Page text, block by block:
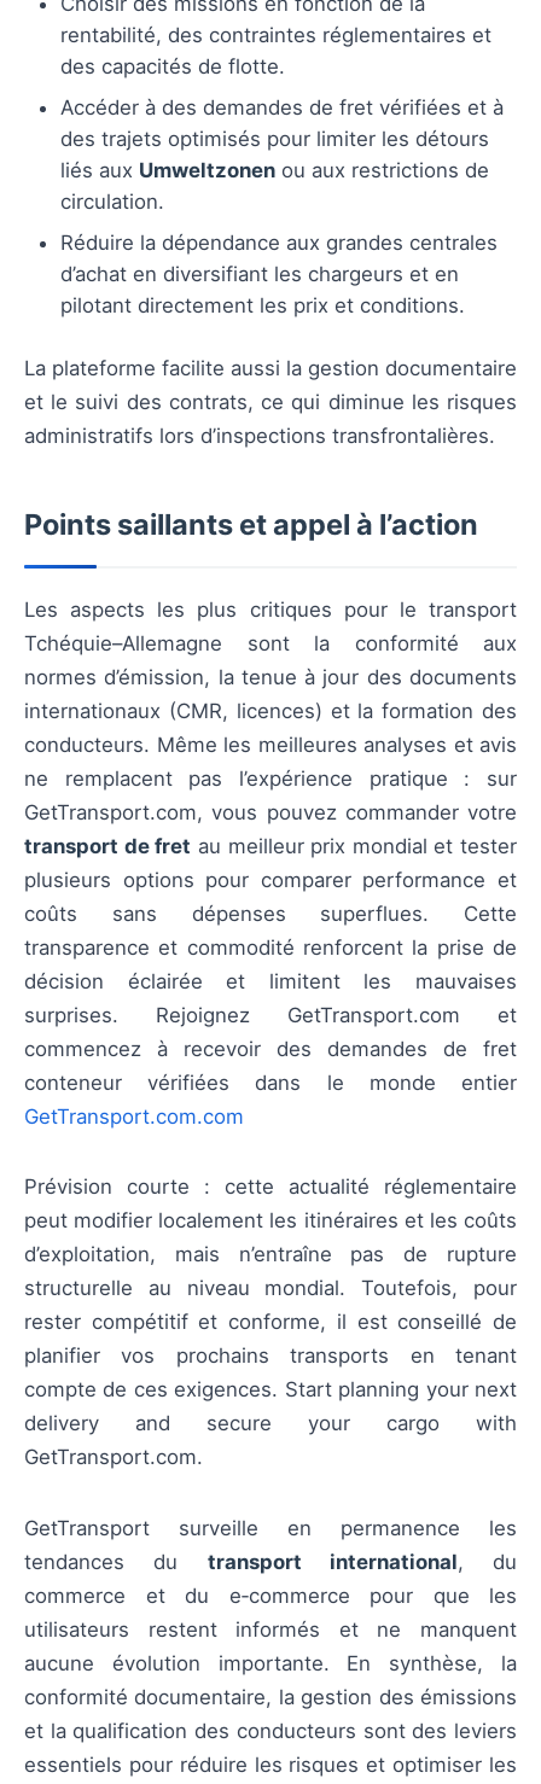
rentabilité, des contraintes réglementaires et
des capacités de flotte.
Accéder à des demandes de fret vérifiées et à
des trajets optimisés pour limiter les détours
liés aux Umweltzonen ou aux restrictions de
circulation.
Réduire la dépendance aux grandes centrales
d’achat en diversifiant les chargeurs et en
pilotant directement les prix et conditions.
La plateforme facilite aussi la gestion documentaire
et le suivi des contrats, ce qui diminue les risques
administratifs lors d’inspections transfrontalières.
Points saillants et appel à l’action
Les aspects les plus critiques pour le transport
Tchéquie–Allemagne sont la conformité aux
normes d’émission, la tenue à jour des documents
internationaux (CMR, licences) et la formation des
conducteurs. Même les meilleures analyses et avis
ne remplacent pas l’expérience pratique : sur
GetTransport.com, vous pouvez commander votre
transport de fret au meilleur prix mondial et tester
plusieurs options pour comparer performance et
coûts sans dépenses superflues. Cette
transparence et commodité renforcent la prise de
décision éclairée et limitent les mauvaises
surprises. Rejoignez GetTransport.com et
commencez à recevoir des demandes de fret
conteneur vérifiées dans le monde entier
GetTransport.com.com
Prévision courte : cette actualité réglementaire
peut modifier localement les itinéraires et les coûts
d’exploitation, mais n’entraîne pas de rupture
structurelle au niveau mondial. Toutefois, pour
rester compétitif et conforme, il est conseillé de
planifier vos prochains transports en tenant
compte de ces exigences. Start planning your next
delivery and secure your cargo with
GetTransport.com.
GetTransport surveille en permanence les
tendances du transport international, du
commerce et du e‑commerce pour que les
utilisateurs restent informés et ne manquent
aucune évolution importante. En synthèse, la
conformité documentaire, la gestion des émissions
et la qualification des conducteurs sont des leviers
essentiels pour réduire les risques et optimiser les